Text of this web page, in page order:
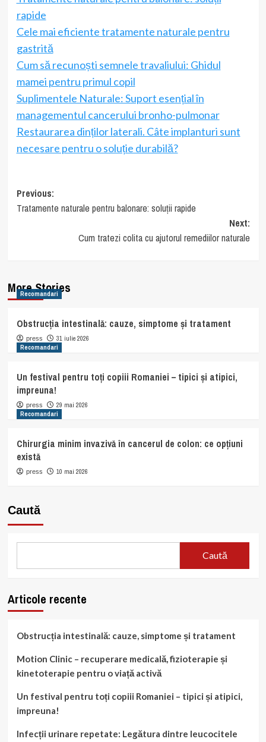
rapide
Cele mai eficiente tratamente naturale pentru
gastrită
Cum să recunoști semnele travaliului: Ghidul
mamei pentru primul copil
Suplimentele Naturale: Suport esențial în
managementul cancerului bronho-pulmonar
Restaurarea dinților laterali. Câte implanturi sunt
necesare pentru o soluție durabilă?
Post
navigation
Previous:
Tratamente naturale pentru balonare: soluții rapide
Next:
Cum tratezi colita cu ajutorul remediilor naturale
More Stories
Recomandari
Obstrucția intestinală: cauze, simptome și tratament
press
31 iulie 2026
Recomandari
Un festival pentru toți copiii Romaniei – tipici și atipici,
impreuna!
press
29 mai 2026
Recomandari
Chirurgia minim invazivă în cancerul de colon: ce opțiuni
există
press 10 mai 2026
Caută
Caută
Articole recente
Obstrucția intestinală: cauze, simptome și tratament
Motion Clinic – recuperare medicală, fizioterapie și
kinetoterapie pentru o viață activă
Un festival pentru toți copiii Romaniei – tipici și atipici,
impreuna!
Infecții urinare repetate: Legătura dintre leucocitele